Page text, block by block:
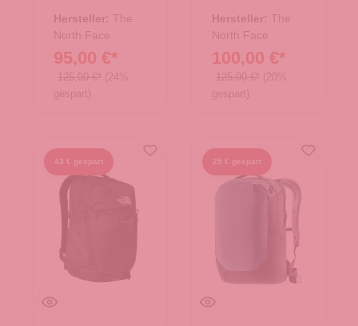
Hersteller: The
North Face
95,00 €*
125,00 €* (24%
gespart)
Hersteller: The
North Face
100,00 €*
125,00 €* (20%
gespart)
43 € gespart 25 € gespart